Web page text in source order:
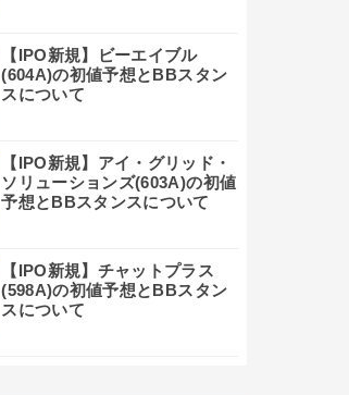
【IPO新規】ビーエイブル
(604A)の初値予想とBBスタン
スについて
【IPO新規】アイ・グリッド・
ソリューションズ(603A)の初値
予想とBBスタンスについて
【IPO新規】チャットプラス
(598A)の初値予想とBBスタン
スについて